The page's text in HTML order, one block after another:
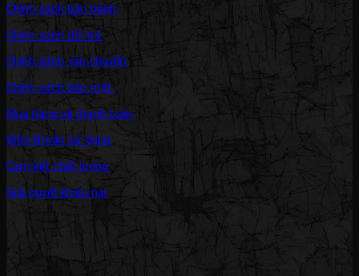
Chính sách bảo hành.
Chính sách đổi trả.
Chính sách vận chuyển.
Chính sách bảo mật.
Mua hàng và thanh toán.
Điều khoản sử dụng.
Cam kết chất lượng.
Giải quyết khiếu nại.